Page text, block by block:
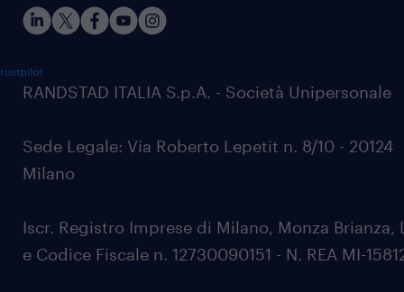
RANDSTAD ITALIA S.p.A. - Società Unipersonale
Sede Legale: Via Roberto Lepetit n. 8/10 - 20124
Milano
Iscr. Registro Imprese di Milano, Monza Brianza,
e Codice Fiscale n. 12730090151 - N. REA MI-